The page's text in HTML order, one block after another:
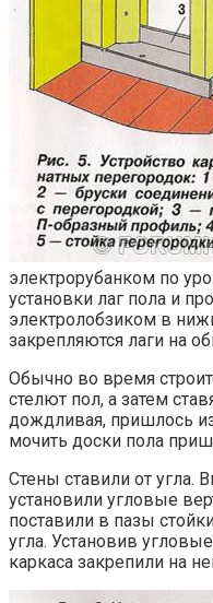
электрорубанком по
установки лаг пола и
электролобзиком в
закрепляются лаги на
Обычно во время
стелют пол, а затем
дождливая, пришлось
мочить доски пола
Стены ставили от угла.
установили угловые
поставили в пазы
угла. Установив
каркаса закрепили на